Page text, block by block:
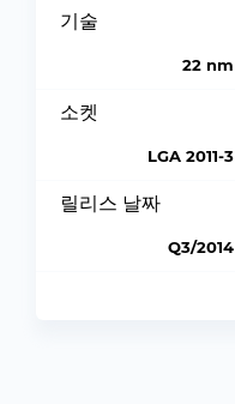
기술
22 nm
소켓
LGA 2011-3
릴리스 날짜
Q3/2014